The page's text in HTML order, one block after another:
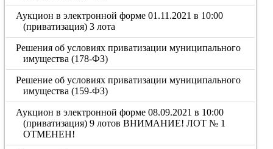
Аукцион в электронной форме 01.11.2021 в 10:00
(приватизация) 3 лота
Решения об условиях приватизации муниципального
имущества (178-ФЗ)
Решение об условиях приватизации муниципального
имущества (159-ФЗ)
Аукцион в электронной форме 08.09.2021 в 10:00
(приватизация) 9 лотов ВНИМАНИЕ! ЛОТ № 1
ОТМЕНЕН!